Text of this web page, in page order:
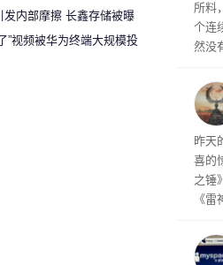
所料
个连
然没
有
着——
线
昨天
喜的
之锤
《
ox
出震
发内部摩擦 长鑫存储被曝
程师驱逐出研发基地
”视频被华为终端大规模投